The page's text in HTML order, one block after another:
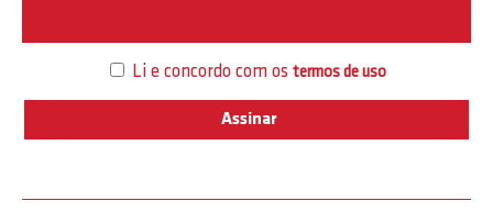
Li e concordo com os termos de uso